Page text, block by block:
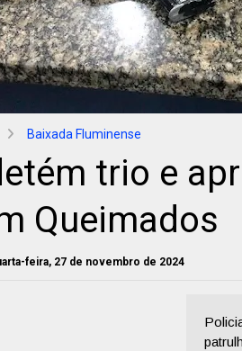
Baixada Fluminense
trio e
Queimados
feira, 27 de novembro de 2024